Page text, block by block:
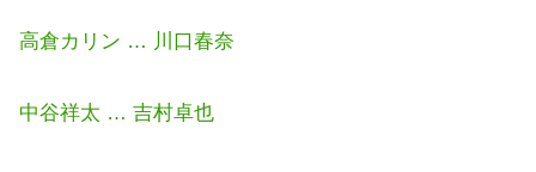
高倉カリン … 川口春奈
中谷祥太 … 吉村卓也